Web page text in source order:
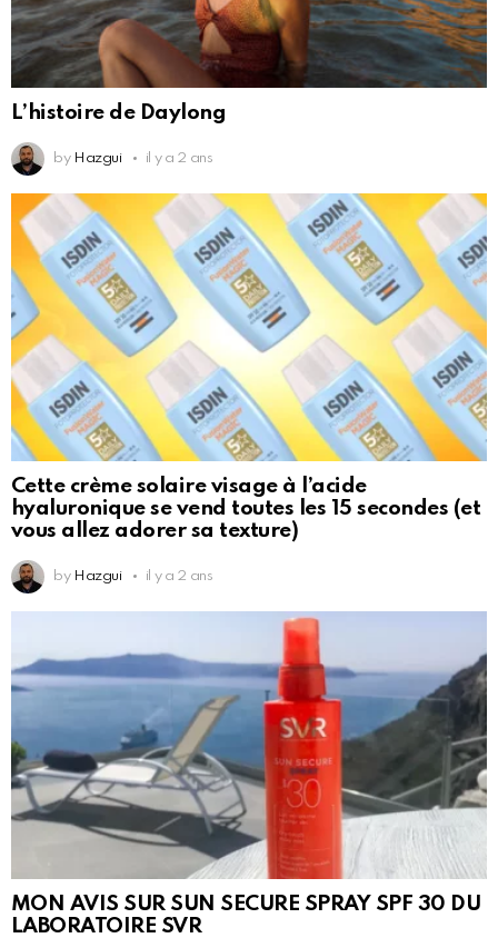
L’histoire de Daylong
by Hazgui il y a 2 ans
Cette crème solaire visage à l’acide
hyaluronique se vend toutes les 15 secondes (et
vous allez adorer sa texture)
by Hazgui il y a 2 ans
MON AVIS SUR SUN SECURE SPRAY SPF 30 DU
LABORATOIRE SVR